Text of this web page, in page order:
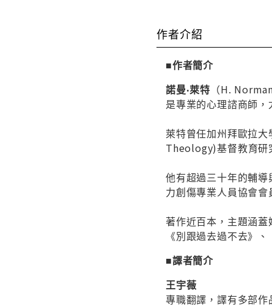
作者介紹
■作者簡介
諾曼‧萊特 （H.
是專業的心理諮商師
萊特曾任加州拜歐拉
Theology)基督教育研
他有超過三十年的輔
力創傷專業人員協會會
著作近百本，主題涵
《別跟過去過不去》
■譯者簡介
王宇薇
專職翻譯，譯有多部